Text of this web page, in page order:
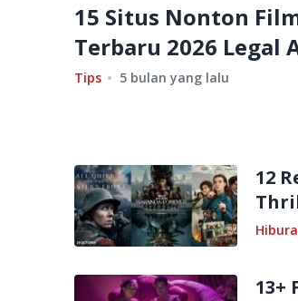
15 Situs Nonton
Terbaru 2026 Legal
Tips 5 bulan yang lalu
12
13+